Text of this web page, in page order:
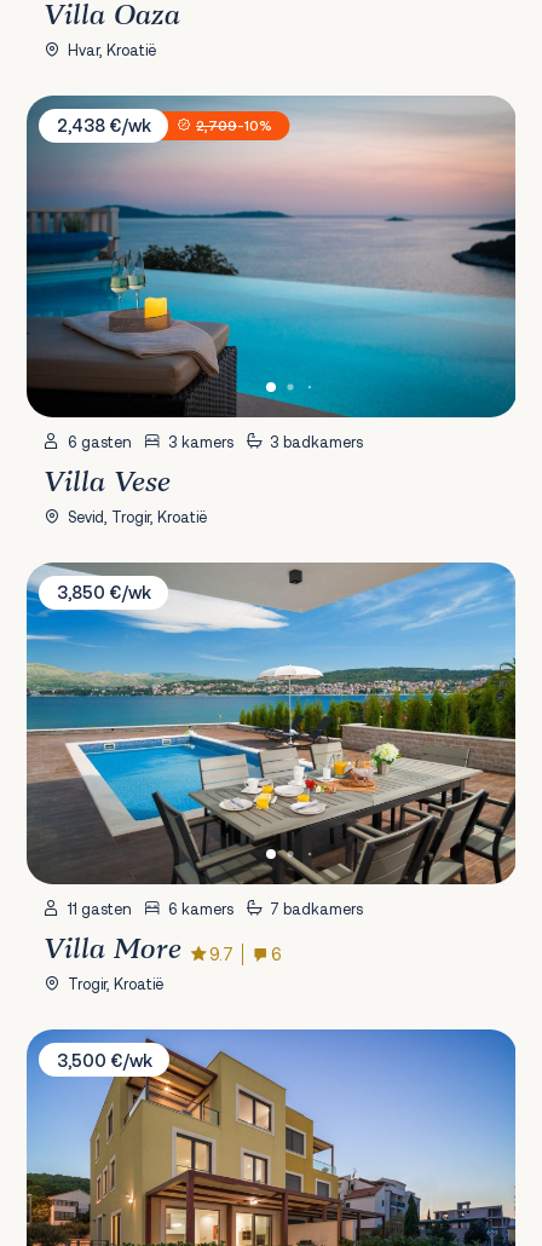
Villa Oaza
Hvar, Kroatië
Villa Vese
2,438 €/wk
2,709-10%
6 gasten 3 kamers 3 badkamers
Villa Vese
Sevid, Trogir, Kroatië
Villa More
3,850 €/wk
11 gasten 6 kamers 7 badkamers
Villa More 9.7 6
Trogir, Kroatië
Villa Kate B
3,500 €/wk